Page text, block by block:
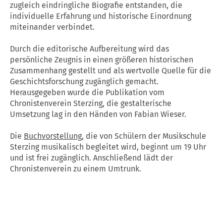
zugleich eindringliche Biografie entstanden, die
individuelle Erfahrung und historische Einordnung
miteinander verbindet.
Durch die editorische Aufbereitung wird das
persönliche Zeugnis in einen größeren historischen
Zusammenhang gestellt und als wertvolle Quelle für die
Geschichtsforschung zugänglich gemacht.
Herausgegeben wurde die Publikation vom
Chronistenverein Sterzing, die gestalterische
Umsetzung lag in den Händen von Fabian Wieser.
Die Buchvorstellung, die von Schülern der Musikschule
Sterzing musikalisch begleitet wird, beginnt um 19 Uhr
und ist frei zugänglich. Anschließend lädt der
Chronistenverein zu einem Umtrunk.